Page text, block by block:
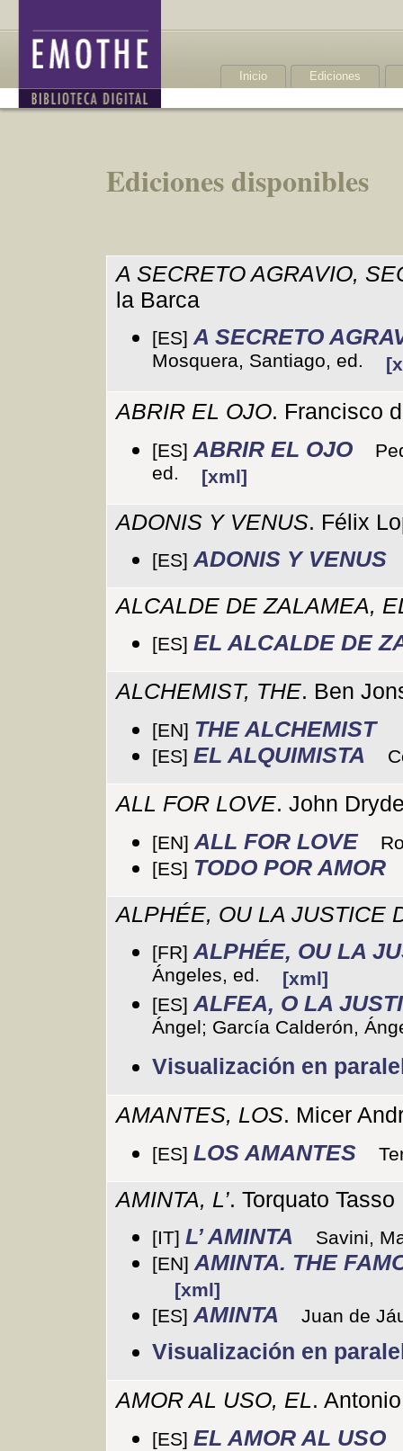
Inicio Ediciones
Ediciones disponibles
A SECRETO AGRAVIO,
la Barca
[ES] A SECRETO
Mosquera, Santiago, ed.
ABRIR EL OJO. Francisco
[ES] ABRIR EL OJO
ed. [xml]
ADONIS Y VENUS. Félix
[ES] ADONIS Y VENUS
ALCALDE DE ZALAMEA,
[ES] EL ALCALDE DE
ALCHEMIST, THE. Ben
[EN] THE ALCHEMIST
[ES] EL ALQUIMISTA
ALL FOR LOVE. John
[EN] ALL FOR LOVE
[ES] TODO POR AMOR
ALPHÉE, OU LA JUSTICE
[FR] ALPHÉE, OU LA
Ángeles, ed.
[xml]
[ES] ALFEA, O LA
Ángel; García Calderón,
Visualización en
AMANTES, LOS. Micer
[ES] LOS AMANTES
AMINTA, L’. Torquato Tasso
[IT] L’ AMINTA
Savini,
[EN] AMINTA. THE
[xml]
[ES] AMINTA Juan de
Visualización en
AMOR AL USO, EL.
[ES] EL AMOR AL USO